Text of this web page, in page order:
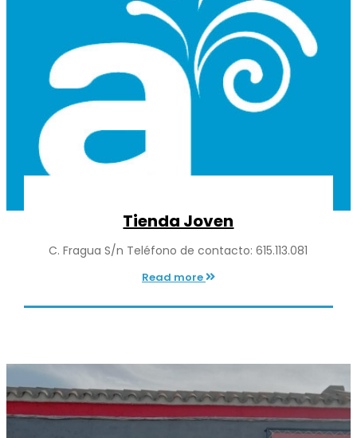
Tienda Joven
C. Fragua S/n Teléfono de contacto: 615.113.081
Read more